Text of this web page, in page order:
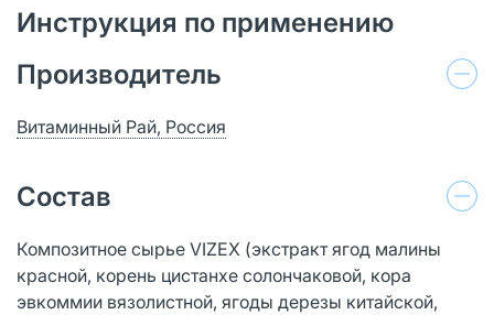
Инструкция по применению
Производитель
Витаминный Рай, Россия
Состав
Композитное сырье VIZEX (экстракт ягод малины
красной, корень цистанхе солончаковой, кора
эвкоммии вязолистной, ягоды дерезы китайской,